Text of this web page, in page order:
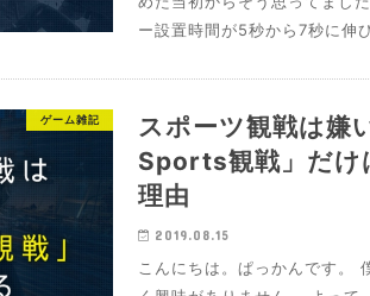
ー設置時間が5秒から7秒に伸
ゲーム雑記
スポーツ観戦は嫌
Sports観戦」だけ
理由
2019.08.15
こんにちは。ぱっかんです。